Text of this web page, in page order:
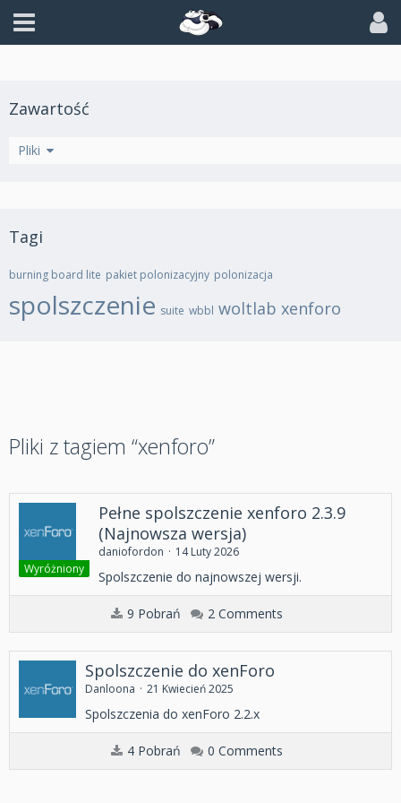
Zawartość
Wątki
Pliki
Tagi
burning board lite pakiet polonizacyjny polonizacja
spolszczenie suite wbbl woltlab xenforo
Pliki z tagiem “xenforo”
Wyróżniony
Pełne spolszczenie xenforo 2.3.9
(Najnowsza wersja)
daniofordon 14 Luty 2026
Spolszczenie do najnowszej wersji.
9 Pobrań 2 Comments
Spolszczenie do xenForo
Danloona 21 Kwiecień 2025
Spolszczenia do xenForo 2.2.x
4 Pobrań 0 Comments